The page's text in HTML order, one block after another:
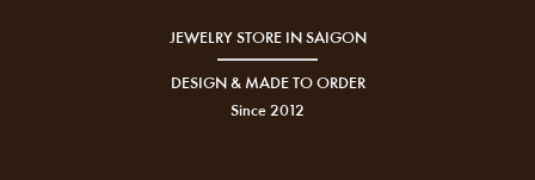
JEWELRY STORE IN SAIGON
DESIGN & MADE TO ORDER
Since 2012